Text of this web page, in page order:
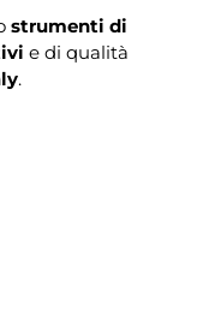
strumenti di
e di qualità
.